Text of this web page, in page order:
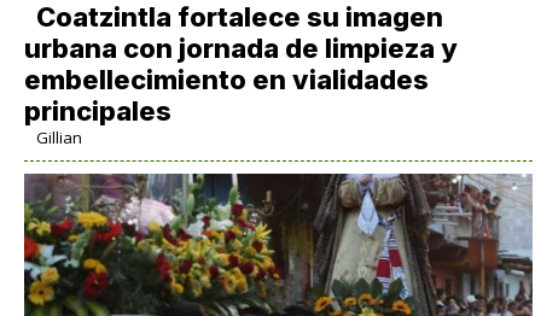
Coatzintla fortalece su imagen
urbana con jornada de limpieza y
embellecimiento en vialidades
principales
Gillian